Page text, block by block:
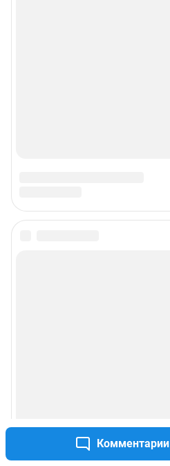
Комментарии